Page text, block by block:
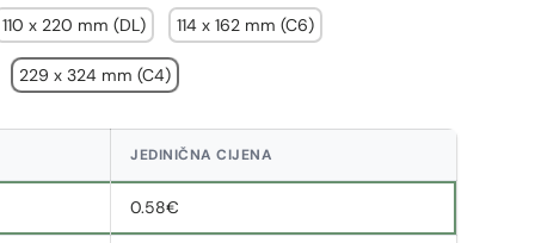
110 x 220 mm (DL) 114 x 162 mm (C6)
229 x 324 mm (C4)
JEDINIČNA CIJENA
0.58€